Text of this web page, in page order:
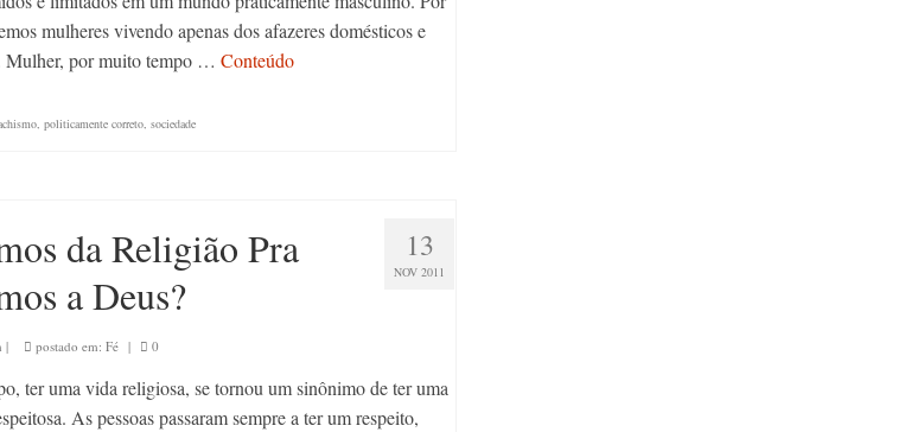
mulheres vivendo apenas dos afazeres domésticos e
Mulher, por muito tempo … Conteúdo
, politicamente correto, sociedade
13
NOV 2011
da Religião Pra
a Deus?
| postado em: Fé | 0
ter uma vida religiosa, se tornou um sinônimo de ter uma
As pessoas passaram sempre a ter um respeito,